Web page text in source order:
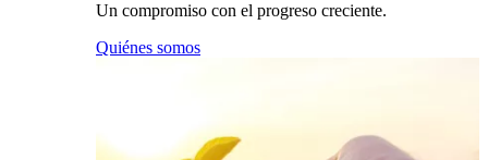
Un compromiso con el progreso creciente.
Quiénes somos